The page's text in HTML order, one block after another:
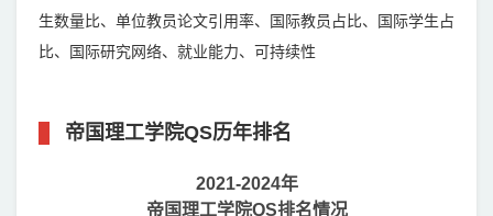
生数量比、单位教员论文引用率、国际教员占比、国际学生占
比、国际研究网络、就业能力、可持续性
帝国理工学院QS历年排名